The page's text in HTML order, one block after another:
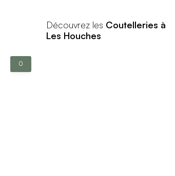
Découvrez les Coutelleries à
Les Houches
0